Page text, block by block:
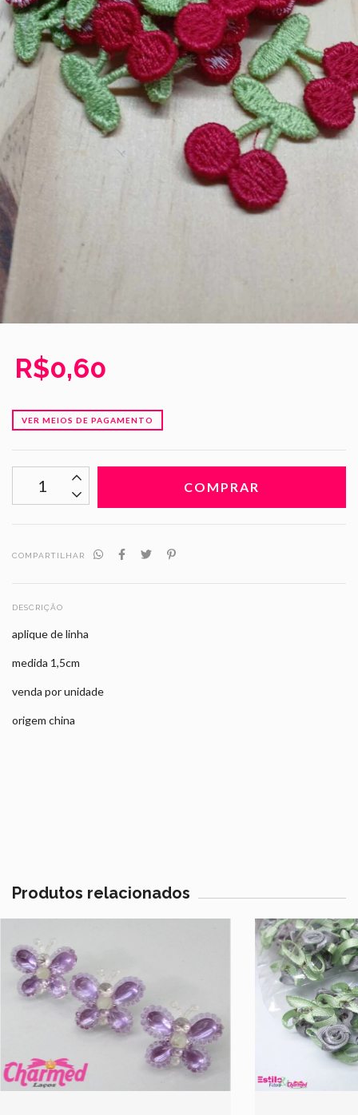
R$0,60
VER MEIOS DE PAGAMENTO
COMPARTILHAR
DESCRIÇÃO
aplique de linha
medida 1,5cm
venda por unidade
origem china
Produtos relacionados